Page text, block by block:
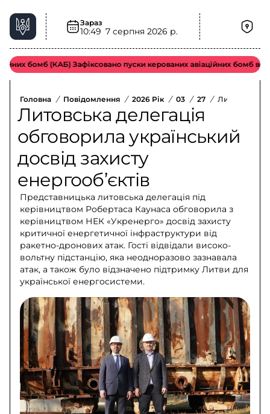
Зараз
10:49 7 серпня 2026 р.
бомб (КАБ) Зафіксовано пуски керованих авіаційних бомб
Головна / Повідомлення / 2026 Рік / 03 / 27 / Литовська
Литовська делегація
обговорила український
досвід захисту
енергооб’єктів
Представницька литовська делегація під
керівництвом Робертаса Каунаса обговорила з
керівництвом НЕК «Укренерго» досвід захисту
критичної енергетичної інфраструктури від
ракетно-дронових атак. Гості відвідали високо-
вольтну підстанцію, яка неодноразово зазнавала
атак, а також було відзначено підтримку Литви для
української енергосистеми.